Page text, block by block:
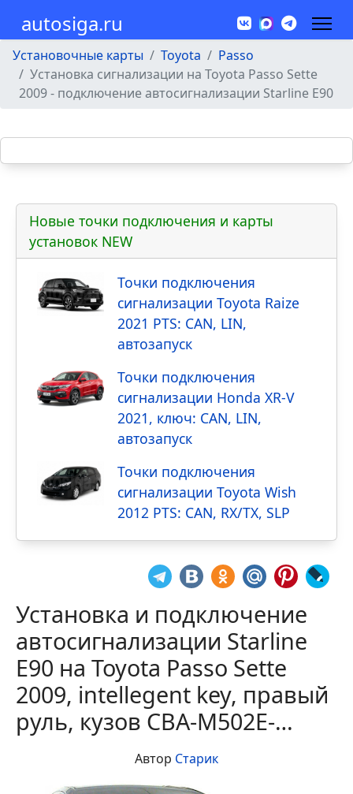
autosiga.ru
Установочные карты Toyota
Passo
Установка сигнализации на Toyota Passo Sette
2009 - подключение автосигнализации Starline E90
Новые точки подключения и карты
установок NEW
Точки подключения
сигнализации Toyota Raize
2021 PTS: CAN, LIN,
автозапуск
Точки подключения
сигнализации Honda XR-V
2021, ключ: CAN, LIN,
автозапуск
Точки подключения
сигнализации Toyota Wish
2012 PTS: CAN, RX/TX, SLP
Установка и подключение
автосигнализации Starline
E90 на Toyota Passo Sette
2009, intellegent key, правый
руль, кузов CBA-M502E-…
Автор Старик